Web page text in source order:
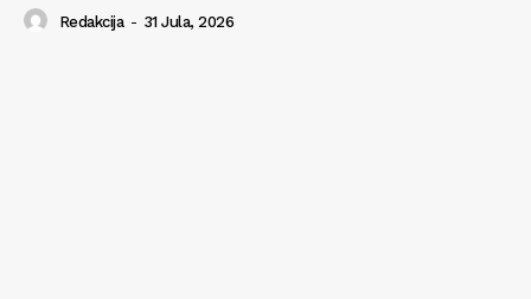
Redakcija - 31 Jula, 2026